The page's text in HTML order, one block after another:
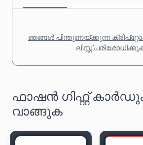
ഞങ്ങൾ പിന്തുണയ്ക്കുന്ന
ലിസ്റ്റ്
ഫാഷൻ ഗിഫ്റ്റ്
വാങ്ങുക